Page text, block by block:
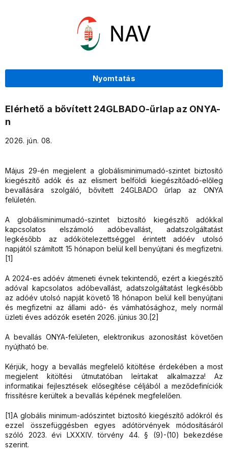
Nyomtatás
Elérhető a bővített 24GLBADO-űrlap az ONYA-
n
2026. jún. 08.
Május 29-én megjelent a globálisminimumadó-szintet biztosító
kiegészítő adók és az elismert belföldi kiegészítőadó-előleg
bevallására szolgáló, bővített 24GLBADO űrlap az ONYA
felületén.
A globálisminimumadó-szintet biztosító kiegészítő adókkal
kapcsolatos elszámoló adóbevallást, adatszolgáltatást
legkésőbb az adókötelezettséggel érintett adóév utolsó
napjától számított 15 hónapon belül kell benyújtani és megfizetni.
[1]
A 2024-es adóév átmeneti évnek tekintendő, ezért a kiegészítő
adóval kapcsolatos adóbevallást, adatszolgáltatást legkésőbb
az adóév utolsó napját követő 18 hónapon belül kell benyújtani
és megfizetni az állami adó- és vámhatósághoz, mely normál
üzleti éves adózók esetén 2026. június 30.[2]
A bevallás ONYA-felületen, elektronikus azonosítást követően
nyújtható be.
Kérjük, hogy a bevallás megfelelő kitöltése érdekében a most
megjelent kitöltési útmutatóban leírtakat alkalmazza! Az
informatikai fejlesztések elősegítése céljából a meződefiníciók
frissítésre kerültek a bevallás képének megfelelően.
[1]A globális minimum-adószintet biztosító kiegészítő adókról és
ezzel összefüggésben egyes adótörvények módosításáról
szóló 2023. évi LXXXIV. törvény 44. § (9)-(10) bekezdése
szerint.